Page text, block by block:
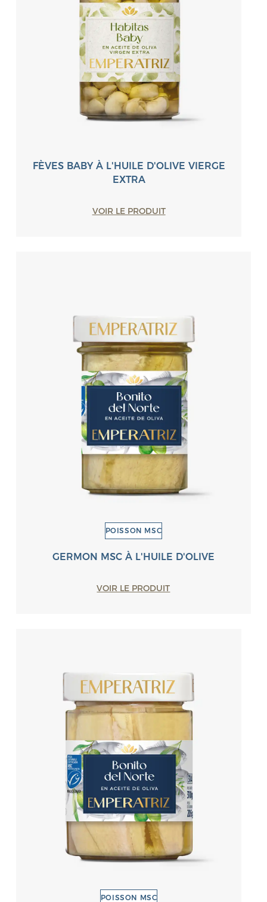
FÈVES BABY À L'HUILE D'OLIVE VIERGE
EXTRA
VOIR LE PRODUIT
POISSON MSC
GERMON MSC À L'HUILE D'OLIVE
VOIR LE PRODUIT
POISSON MSC